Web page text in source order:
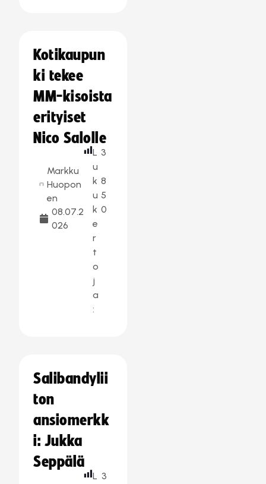
Kotikaupun
ki tekee
MM-kisoista
erityiset
Nico Salolle
Markku
Huopon
en
08.07.2
026
L
u
k
u
k
e
r
t
o
j
a
:
3
8
5
0
Salibandylii
ton
ansiomerkk
i: Jukka
Seppälä
L 3